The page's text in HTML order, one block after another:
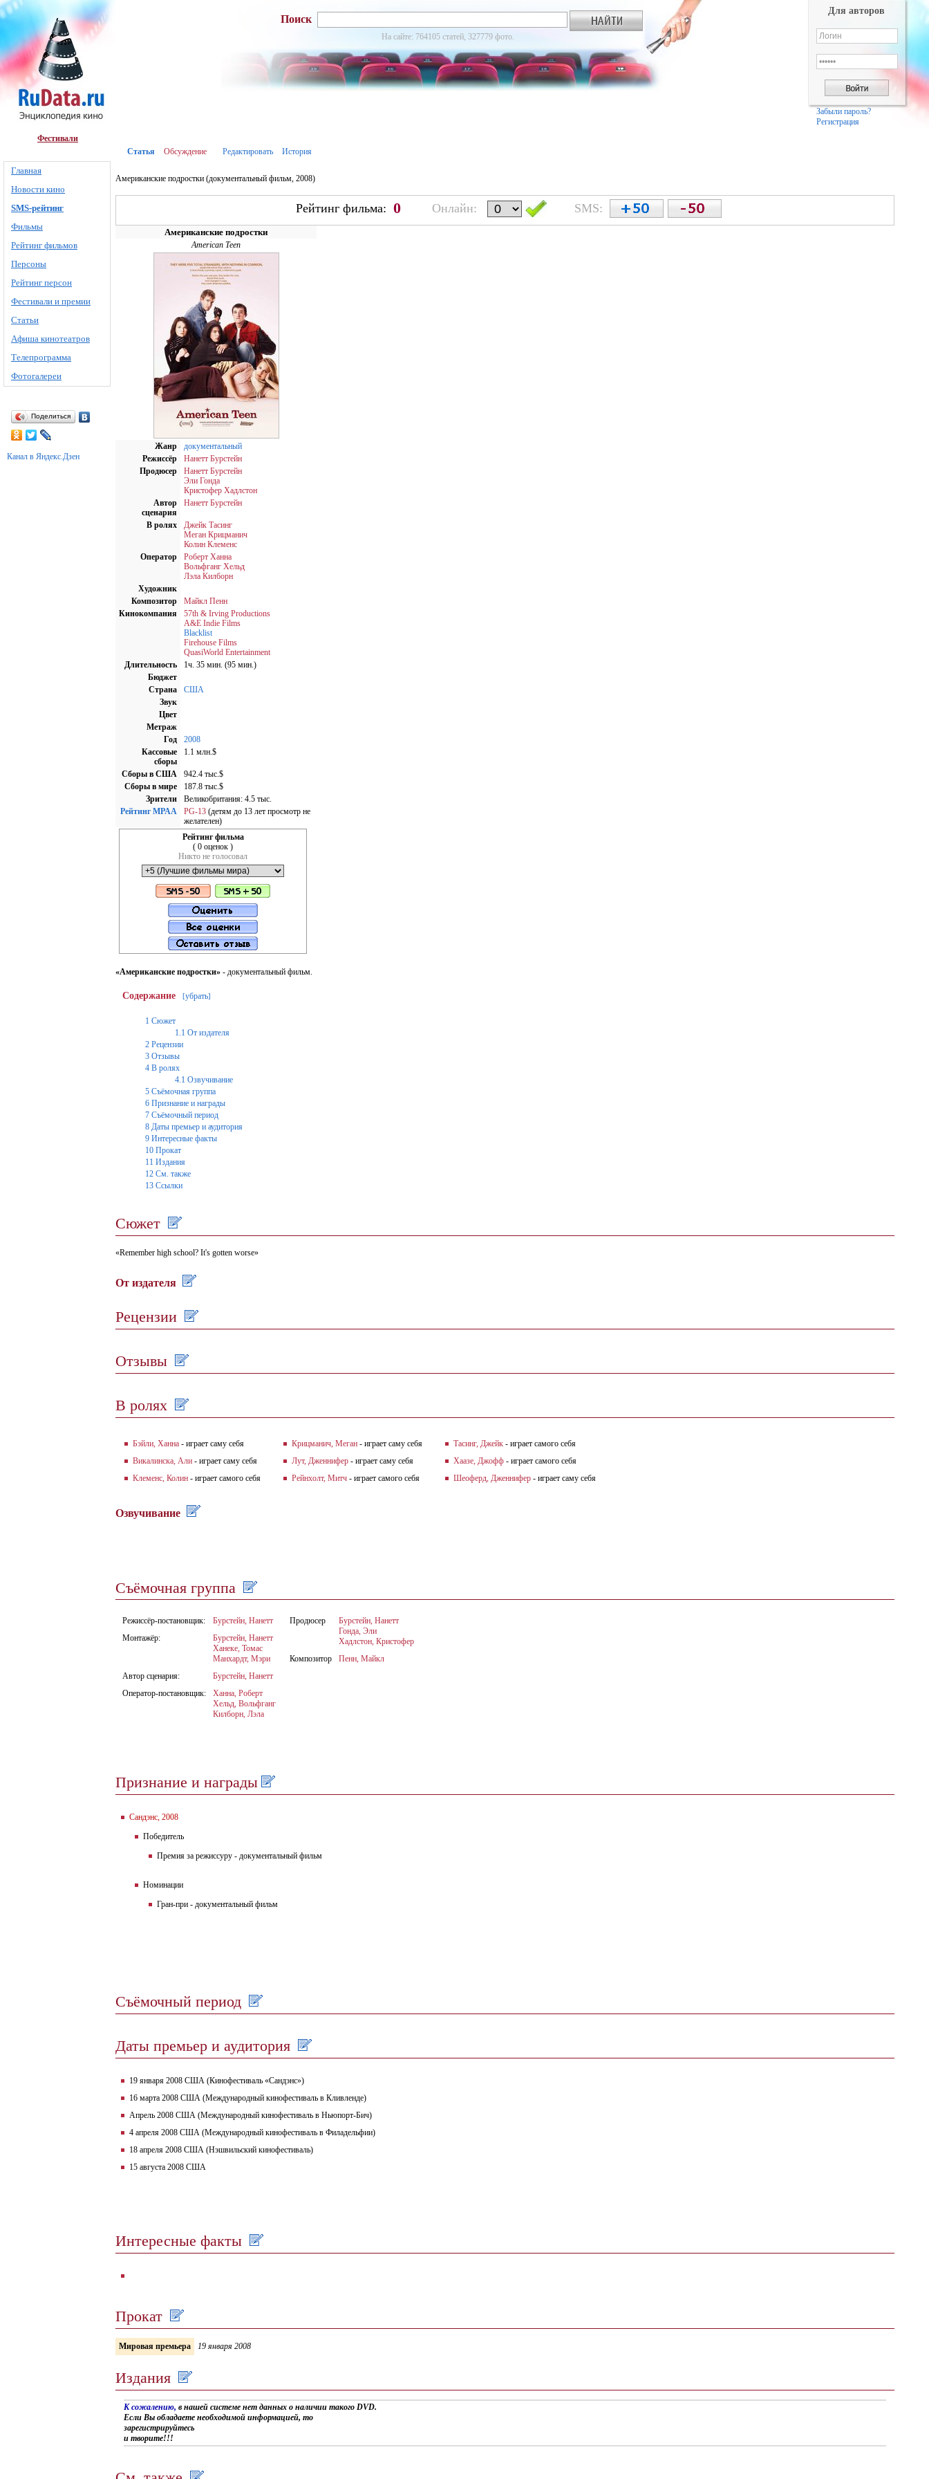
Фестивали
Главная
Новости кино
SMS-рейтинг
Фильмы
Рейтинг фильмов
Персоны
Рейтинг персон
Фестивали и премии
Статьи
Афиша кинотеатров
Телепрограмма
Фотогалереи
Поделиться
Канал в Яндекс.Дзен
Поиск
На сайте: 764105 статей, 327779 фото.
Для авторов
Забыли пароль?
Регистрация
Статья Обсуждение Редактировать История
Американские подростки (документальный фильм, 2008)
Рейтинг фильма: 0 Онлайн: SMS:
Американские подростки
American Teen
Жанр
документальный
Режиссёр
Нанетт Бурстейн
Продюсер
Нанетт Бурстейн
Эли Гонда
Кристофер Хадлстон
Автор
сценария
Нанетт Бурстейн
В ролях
Джейк Тасинг
Меган Крицманич
Колин Клеменс
Оператор
Роберт Ханна
Вольфганг Хельд
Лэла Килборн
Художник
Композитор
Майкл Пенн
Кинокомпания
57th & Irving Productions
A&E Indie Films
Blacklist
Firehouse Films
QuasiWorld Entertainment
Длительность
1ч. 35 мин. (95 мин.)
Бюджет
Страна
США
Звук
Цвет
Метраж
Год
2008
Кассовые
сборы
1.1 млн.$
Сборы в США
942.4 тыс.$
Cборы в мире
187.8 тыс.$
Зрители
Великобритания: 4.5 тыс.
Рейтинг MPAA
PG-13 (детям до 13 лет просмотр не
желателен)
Рейтинг фильма
( 0 оценок )
Никто не голосовал
«Американские подростки» - документальный фильм.
Содержание [убрать]
1 Сюжет
1.1 От издателя
2 Рецензии
3 Отзывы
4 В ролях
4.1 Озвучивание
5 Съёмочная группа
6 Признание и награды
7 Съёмочный период
8 Даты премьер и аудитория
9 Интересные факты
10 Прокат
11 Издания
12 См. также
13 Ссылки
Сюжет
«Remember high school? It's gotten worse»
От издателя
Рецензии
Отзывы
В ролях
Бэйли, Ханна - играет саму себя
Викалинска, Али - играет саму себя
Клеменс, Колин - играет самого себя
Крицманич, Меган - играет саму себя
Лут, Дженнифер - играет саму себя
Рейнхолт, Митч - играет самого себя
Тасинг, Джейк - играет самого себя
Хаазе, Джофф - играет самого себя
Шеоферд, Дженнифер - играет саму себя
Озвучивание
Съёмочная группа
Режиссёр-постановщик:
Бурстейн, Нанетт
Монтажёр:
Бурстейн, Нанетт
Ханеке, Томас
Манхардт, Мэри
Автор сценария:
Бурстейн, Нанетт
Оператор-постановщик:
Ханна, Роберт
Хельд, Вольфганг
Килборн, Лэла
Продюсер
Бурстейн, Нанетт
Гонда, Эли
Хадлстон, Кристофер
Композитор
Пенн, Майкл
Признание и награды
Сандэнс, 2008
Победитель
Премия за режиссуру - документальный фильм
Номинации
Гран-при - документальный фильм
Съёмочный период
Даты премьер и аудитория
19 января 2008 США (Кинофестиваль «Сандэнс»)
16 марта 2008 США (Международный кинофестиваль в Кливленде)
Апрель 2008 США (Международный кинофестиваль в Ньюпорт-Бич)
4 апреля 2008 США (Международный кинофестиваль в Филадельфии)
18 апреля 2008 США (Нэшвильский кинофестиваль)
15 августа 2008 США
Интересные факты
Прокат
Мировая премьера 19 января 2008
Издания
К сожалению, в нашей системе нет данных о наличии такого DVD.
Если Вы обладаете необходимой информацией, то
зарегистрируйтесь
и творите!!!